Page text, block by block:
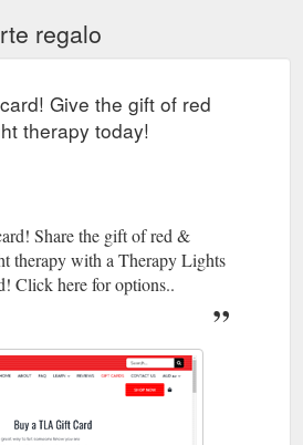
regalo
Give the gift of red
therapy today!
Share the gift of red &
therapy with a Therapy Lights
Click here for options..